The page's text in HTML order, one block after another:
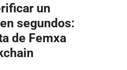
un
segundos:
de Femxa